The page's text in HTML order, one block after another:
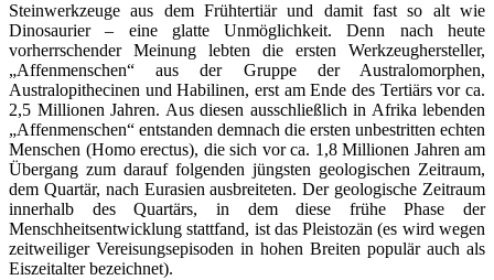
Steinwerkzeuge aus dem Frühtertiär und damit fast so alt wie
Dinosaurier – eine glatte Unmöglichkeit. Denn nach heute
vorherrschender Meinung lebten die ersten Werkzeughersteller,
„Affenmenschen“ aus der Gruppe der Australomorphen,
Australopithecinen und Habilinen, erst am Ende des Tertiärs vor ca.
2,5 Millionen Jahren. Aus diesen ausschließlich in Afrika lebenden
„Affenmenschen“ entstanden demnach die ersten unbestritten echten
Menschen (Homo erectus), die sich vor ca. 1,8 Millionen Jahren am
Übergang zum darauf folgenden jüngsten geologischen Zeitraum,
dem Quartär, nach Eurasien ausbreiteten. Der geologische Zeitraum
innerhalb des Quartärs, in dem diese frühe Phase der
Menschheitsentwicklung stattfand, ist das Pleistozän (es wird wegen
zeitweiliger Vereisungsepisoden in hohen Breiten populär auch als
Eiszeitalter bezeichnet).